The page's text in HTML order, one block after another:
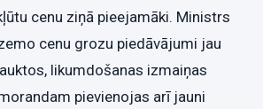
cenu ziņā pieejamāki. Ministrs
cenu grozu piedāvājumi jau
likumdošanas izmaiņas
pievienojas arī jauni